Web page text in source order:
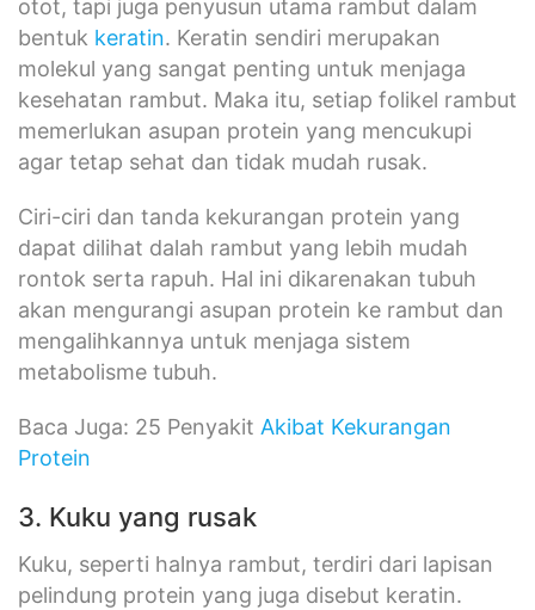
otot, tapi juga penyusun utama rambut dalam
bentuk keratin. Keratin sendiri merupakan
molekul yang sangat penting untuk menjaga
kesehatan rambut. Maka itu, setiap folikel rambut
memerlukan asupan protein yang mencukupi
agar tetap sehat dan tidak mudah rusak.
Ciri-ciri dan tanda kekurangan protein yang
dapat dilihat dalah rambut yang lebih mudah
rontok serta rapuh. Hal ini dikarenakan tubuh
akan mengurangi asupan protein ke rambut dan
mengalihkannya untuk menjaga sistem
metabolisme tubuh.
Baca Juga: 25 Penyakit Akibat Kekurangan
Protein
3. Kuku yang rusak
Kuku, seperti halnya rambut, terdiri dari lapisan
pelindung protein yang juga disebut keratin.